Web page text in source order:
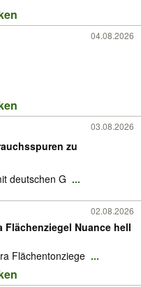
04.08.2026
03.08.2026
zu
deutschen G ...
02.08.2026
Flächenziegel Nuance hell
Flächentonziege ...